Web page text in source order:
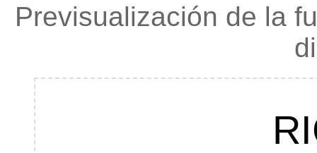
Previsualización de la